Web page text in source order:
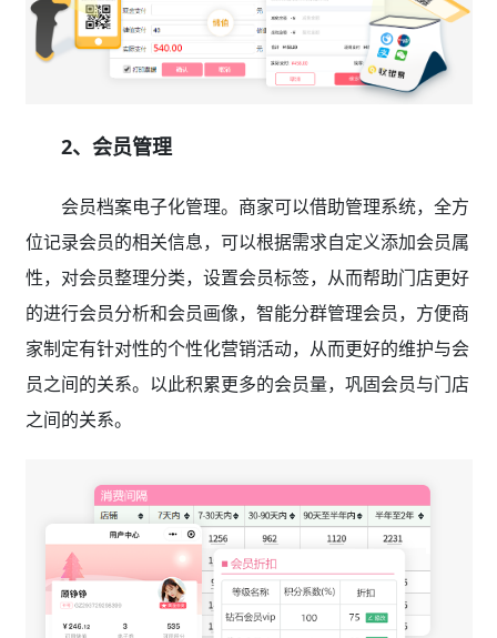
2、会员管理
会员档案电子化管理。商家可以借助管理系统，全方
位记录会员的相关信息，可以根据需求自定义添加会员属
性，对会员整理分类，设置会员标签，从而帮助门店更好
的进行会员分析和会员画像，智能分群管理会员，方便商
家制定有针对性的个性化营销活动，从而更好的维护与会
员之间的关系。以此积累更多的会员量，巩固会员与门店
之间的关系。